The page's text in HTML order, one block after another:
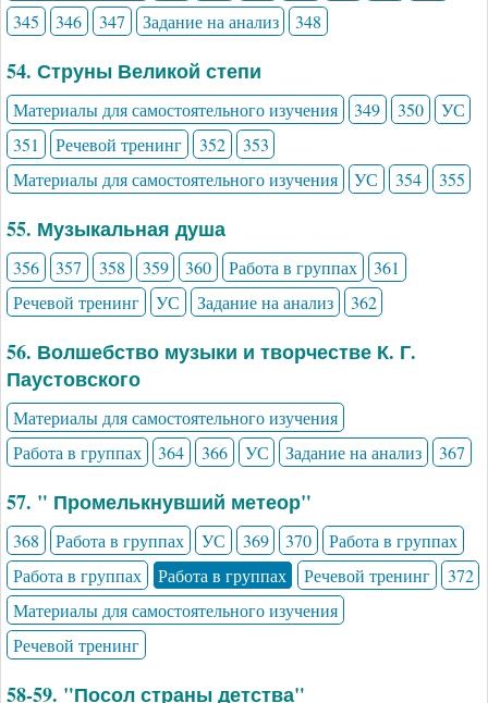
345
346 347 Задание на анализ 348
54. Струны Великой степи
Материалы для самостоятельного изучения 349 350
УС
351
Речевой тренинг 352
353
Материалы для самостоятельного изучения
УС 354 355
55. Музыкальная душа
356 357 358 359 360 Работа в группах
361
Речевой тренинг
УС Задание на анализ 362
56. Волшебство музыки и творчестве К. Г.
Паустовского
Материалы для самостоятельного изучения
Работа в группах
364 366 УС Задание на анализ 367
57. " Промелькнувший метеор"
368 Работа в группах УС 369 370
Работа в группах
Работа в группах
Работа в группах Речевой тренинг
372
Материалы для самостоятельного изучения
Речевой тренинг
58-59. "Посол страны детства"